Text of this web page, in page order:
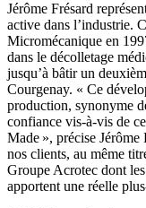
Jérôme Frésard
active dans l’industrie.
Micromécanique en
dans le décolletage
jusqu’à bâtir un
Courgenay. « Ce
production, synonyme
confiance vis-à-vis de
Made », précise Jérôme
nos clients, au même
Groupe Acrotec dont
apportent une réelle